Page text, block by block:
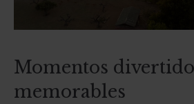
Momentos
memorables